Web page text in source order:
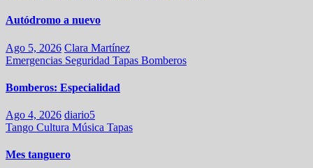
Autódromo a nuevo
Ago 5, 2026 Clara Martínez
Emergencias Seguridad Tapas Bomberos
Bomberos: Especialidad
Ago 4, 2026 diario5
Tango Cultura Música Tapas
Mes tanguero